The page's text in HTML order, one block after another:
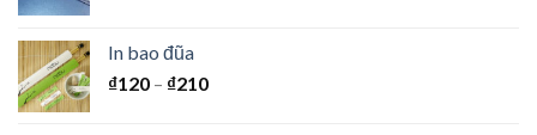
In bao đũa
₫120 – ₫210